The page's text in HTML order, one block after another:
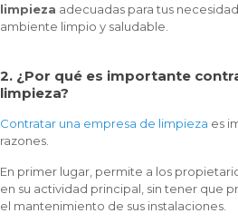
limpieza adecuadas para tus
ambiente limpio y saludable.
2. ¿Por qué es importante
limpieza?
Contratar una empresa de limpieza es
razones.
En primer lugar, permite a los
en su actividad principal, sin tener que
el mantenimiento de sus instalaciones.